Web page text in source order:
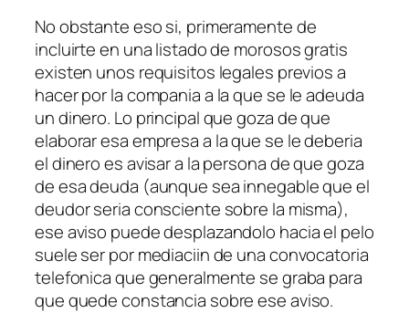
No obstante eso si, primeramente de
incluirte en una listado de morosos gratis
existen unos requisitos legales previos a
hacer por la compania a la que se le adeuda
un dinero. Lo principal que goza de que
elaborar esa empresa a la que se le deberia
el dinero es avisar a la persona de que goza
de esa deuda (aunque sea innegable que el
deudor seri­a consciente sobre la misma),
ese aviso puede desplazandolo hacia el pelo
suele ser por mediaciin de una convocatoria
telefonica que generalmente se graba para
que quede constancia sobre ese aviso.